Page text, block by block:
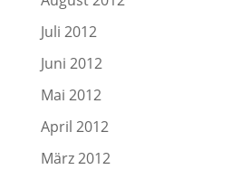
Juli 2012
Juni 2012
Mai 2012
April 2012
März 2012